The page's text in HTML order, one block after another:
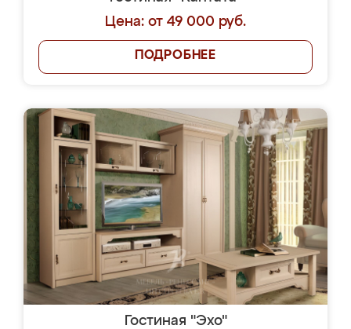
Цена: от 49 000 руб.
ПОДРОБНЕЕ
Гостиная "Эхо"